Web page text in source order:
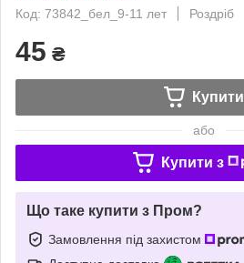
Код: 73842_бел_9-11 лет
Роздріб
45 ₴
Купити
або
Купити з
Що таке купити з Пром?
Замовлення під захистом